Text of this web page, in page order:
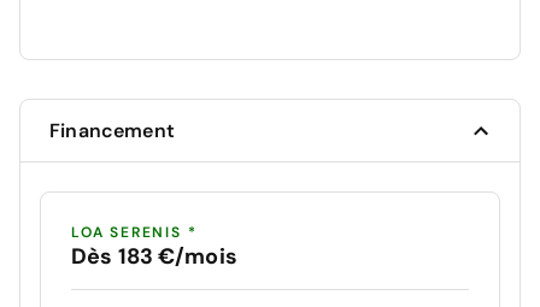
Financement
LOA SERENIS *
Dès 183 €/mois